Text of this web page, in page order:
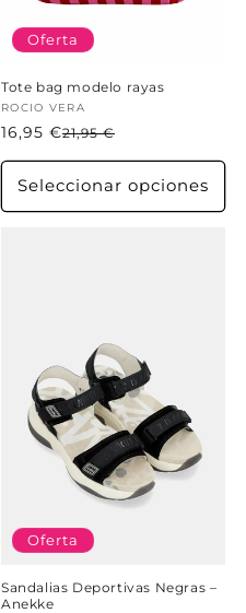
Oferta
Tote bag modelo rayas
Proveedor:
ROCIO VERA
habitual
21,95 €
de
oferta
16,95 €
Seleccionar opciones
Oferta
Sandalias Deportivas Negras –
Anekke